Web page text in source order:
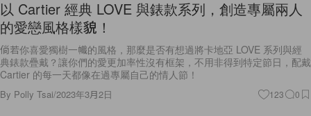
以 Cartier 經典 LOVE 與錶款系列，創造專屬兩人
的愛戀風格樣貌！
倘若你喜愛獨樹一幟的風格，那麼是否有想過將卡地亞 LOVE 系列與經
典錶款疊戴？讓你們的愛更加率性沒有框架，不用非得到特定節日，配戴
Cartier 的每一天都像在過專屬自己的情人節！
By Polly Tsai/2023年3月2日 123 0